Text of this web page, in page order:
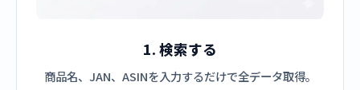
1. 検索する
商品名、JAN、ASINを入力するだけで全データ取得。